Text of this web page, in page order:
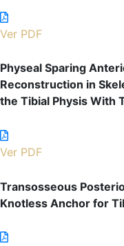
Ver PDF
Physeal Sparing
Reconstruction in
the Tibial Physis With
Ver PDF
Transosseous
Knotless Anchor for